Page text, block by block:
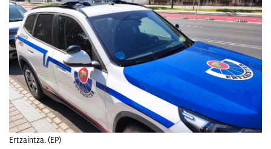
Ertzaintza. (EP)